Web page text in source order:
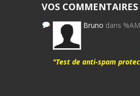
VOS COMMENTAIRES
Bruno dans
"Test de anti-spam